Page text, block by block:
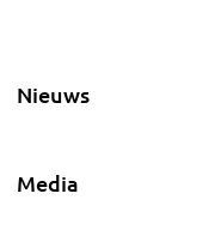
Nieuws
Media